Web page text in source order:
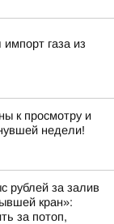
газа из
к просмотру и
недели!
рублей за залив
кран»:
за потоп,